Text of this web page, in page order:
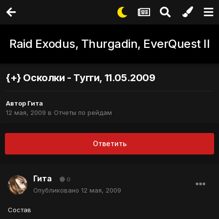
Raid Exodus, Thurgadin, EverQuest II
{+} Осколки - Тугги, 11.05.2009
Автор Гита
12 мая, 2009 в Отчеты по рейдам
Ответить
Гита 0
Опубликовано 12 мая, 2009
Состав